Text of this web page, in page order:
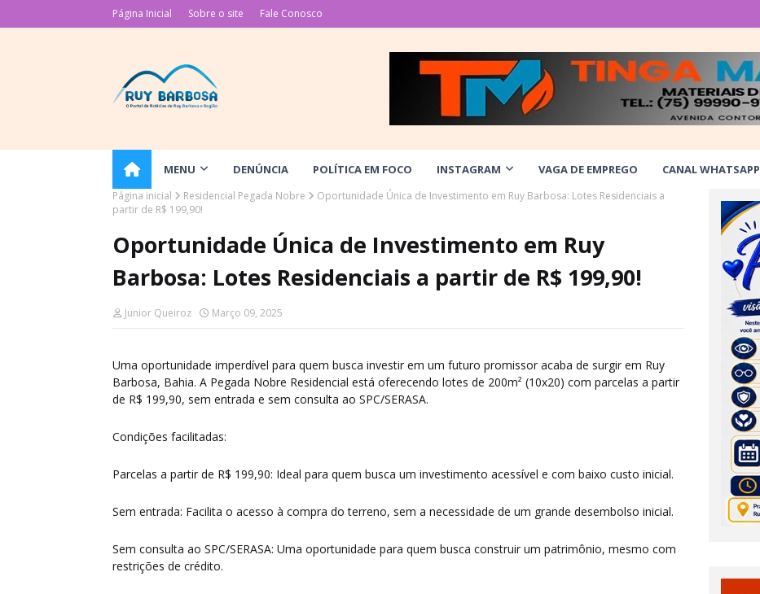
Página Inicial Sobre o site Fale Conosco
MENU DENÚNCIA POLÍTICA EM FOCO INSTAGRAM VAGA DE EMPREGO CANAL WHATSAPP
Página inicial Residencial Pegada Nobre
Oportunidade Única de Investimento em Ruy Barbosa: Lotes Residenciais a
partir de R$ 199,90!
Oportunidade Única de Investimento em Ruy
Barbosa: Lotes Residenciais a partir de R$ 199,90!
Junior Queiroz Março 09, 2025
Uma oportunidade imperdível para quem busca investir em um futuro promissor acaba de surgir em Ruy
Barbosa, Bahia. A Pegada Nobre Residencial está oferecendo lotes de 200m² (10x20) com parcelas a partir
de R$ 199,90, sem entrada e sem consulta ao SPC/SERASA.
Condições facilitadas:
Parcelas a partir de R$ 199,90: Ideal para quem busca um investimento acessível e com baixo custo inicial.
Sem entrada: Facilita o acesso à compra do terreno, sem a necessidade de um grande desembolso inicial.
Sem consulta ao SPC/SERASA: Uma oportunidade para quem busca construir um patrimônio, mesmo com
restrições de crédito.